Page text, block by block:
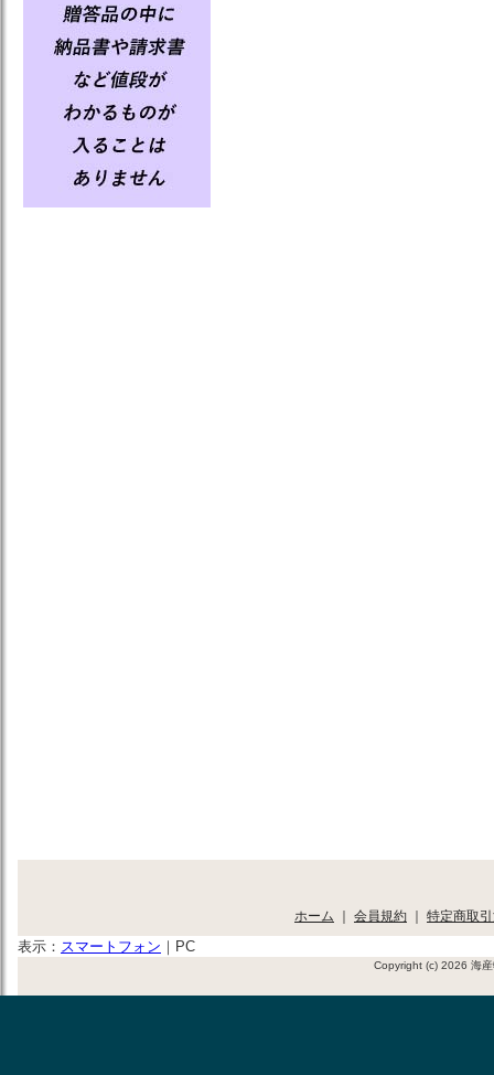
ホーム ｜ 会員規約 ｜ 特定商取
表示： スマートフォン ｜ PC
Copyright (c) 2026 海